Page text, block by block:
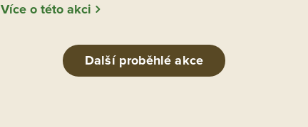
Více o této akci
Další proběhlé akce